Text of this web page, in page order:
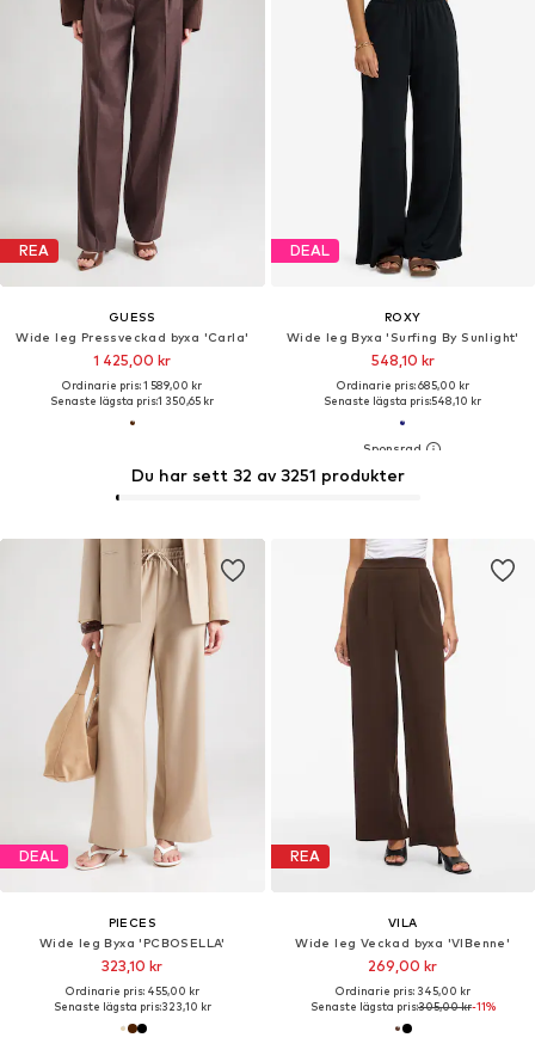
REA
GUESS
Wide leg Pressveckad byxa 'Carla'
1 425,00 kr
Ordinarie pris: 1 589,00 kr
Senaste lägsta pris:1 350,65 kr
DEAL
ROXY
Wide leg Byxa 'Surfing By Sunlight'
548,10 kr
Ordinarie pris: 685,00 kr
Senaste lägsta pris:548,10 kr
DEAL
PIECES
Wide leg Byxa 'PCBOSELLA'
323,10 kr
Ordinarie pris: 455,00 kr
Senaste lägsta pris:323,10 kr
REA
VILA
Wide leg Veckad byxa 'VIBenne'
269,00 kr
Ordinarie pris: 345,00 kr
Senaste lägsta pris:305,00 kr-11%
Du har sett 32 av 3251 produkter